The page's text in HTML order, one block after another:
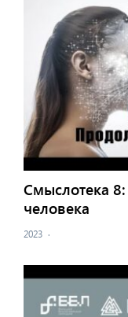
Смыслотека
человека
2023 ·